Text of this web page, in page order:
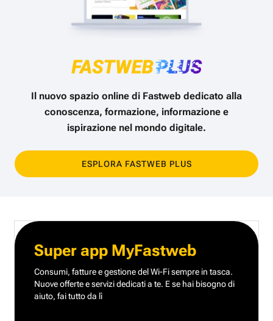
Il nuovo spazio online di Fastweb dedicato alla
conoscenza, formazione, informazione e
ispirazione nel mondo digitale.
ESPLORA FASTWEB PLUS
Super app MyFastweb
Consumi, fatture e gestione del Wi-Fi sempre in tasca.
Nuove offerte e servizi dedicati a te. E se hai bisogno di
aiuto, fai tutto da lì